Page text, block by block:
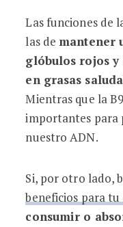
Las funciones de
las de mantener
glóbulos rojos
en grasas
Mientras que la
importantes para
nuestro ADN.
Si, por otro lado,
beneficios para tu
consumir o